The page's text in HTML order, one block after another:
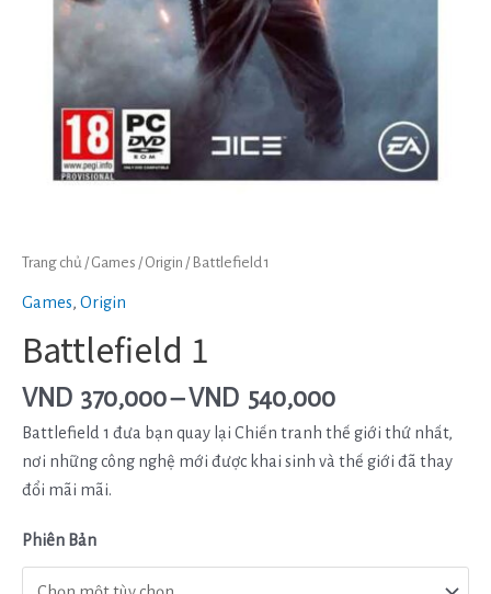
Trang chủ /Games /Origin / Battlefield 1
Games, Origin
Battlefield 1
VND 370,000–VND 540,000
Battlefield 1 đưa bạn quay lại Chiến tranh thế giới thứ nhất,
nơi những công nghệ mới được khai sinh và thế giới đã thay
đổi mãi mãi.
Phiên Bản